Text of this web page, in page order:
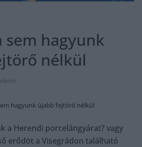
sem hagyunk
nélkül
hagyunk újabb fejtörő nélkül
a Herendi porcelángyárat? vagy
erődöt a Visegrádon található